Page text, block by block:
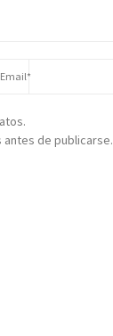
de publicarse.